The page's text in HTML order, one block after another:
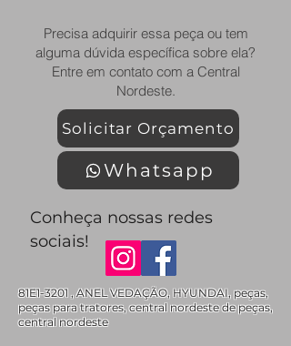
Precisa adquirir essa peça ou tem
alguma dúvida específica sobre ela?
Entre em contato com a Central
Nordeste.
Solicitar Orçamento
Whatsapp
Conheça nossas redes
sociais!
81E1-3201 , ANEL VEDAÇÃO, HYUNDAI, peças,
peças para tratores, central nordeste de peças,
central nordeste